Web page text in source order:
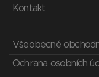
Kontakt
Všeobecné
Ochrana osobních